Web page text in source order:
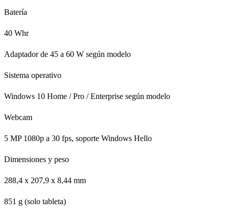
Batería
40 Whr
Adaptador de 45 a 60 W según modelo
Sistema operativo
Windows 10 Home / Pro / Enterprise según modelo
Webcam
5 MP 1080p a 30 fps, soporte Windows Hello
Dimensiones y peso
288,4 x 207,9 x 8,44 mm
851 g (solo tableta)